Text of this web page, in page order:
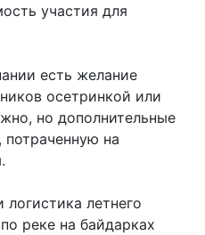
участия для
есть желание
осетринкой или
но дополнительные
на
летнего
реке на байдарках